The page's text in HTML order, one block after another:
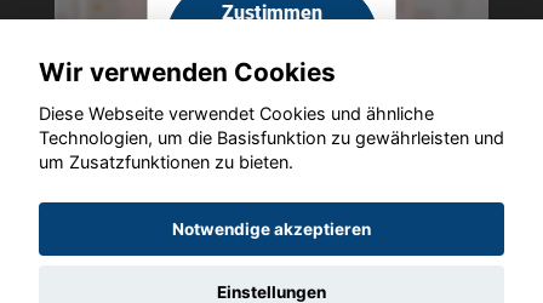
Zustimmen
aktivieren
Copyright © 2026. Autohaus Westphal
Wir verwenden Cookies
Diese Webseite verwendet Cookies und ähnliche
Technologien, um die Basisfunktion zu gewährleisten und
um Zusatzfunktionen zu bieten.
Notwendige akzeptieren
Einstellungen